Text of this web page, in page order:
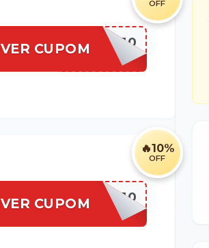
OFF
VER CUPOM
PRIMEIRAVEZ10
🔥10%
OFF
VER CUPOM
WELCOME10